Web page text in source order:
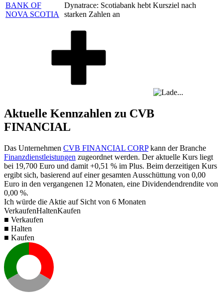
BANK OF
NOVA SCOTIA
Dynatrace: Scotiabank hebt Kursziel nach
starken Zahlen an
Aktuelle Kennzahlen zu CVB
FINANCIAL
Das Unternehmen CVB FINANCIAL CORPkann der Branche
Finanzdienstleistungen zugeordnet werden. Der aktuelle Kurs liegt
bei 19,700 Euro und damit +0,51 % im Plus. Beim derzeitigen Kurs
ergibt sich, basierend auf einer gesamten Ausschüttung von 0,00
Euro in den vergangenen 12 Monaten, eine Dividendendrendite von
0,00 %.
Ich würde die Aktie auf Sicht von 6 Monaten
VerkaufenHaltenKaufen
■ Verkaufen
■ Halten
■ Kaufen